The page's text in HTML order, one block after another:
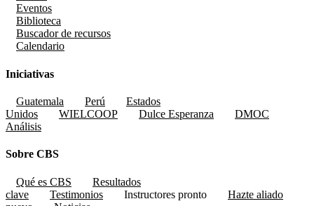
Eventos
Biblioteca
Buscador de recursos
Calendario
Iniciativas
Guatemala Perú
Estados
Unidos
WIELCOOP Dulce Esperanza
DMOC
Análisis
Sobre CBS
Qué es CBS
Resultados
clave
Testimonios Instructores pronto
Hazte aliado